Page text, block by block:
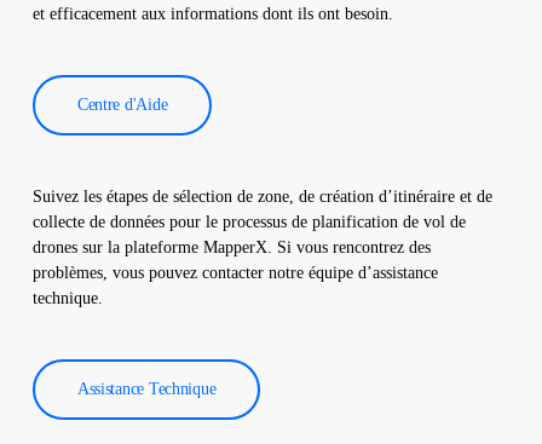
et efficacement aux informations dont ils ont besoin.
Centre d'Aide
Suivez les étapes de sélection de zone, de création d’itinéraire et de
collecte de données pour le processus de planification de vol de
drones sur la plateforme MapperX. Si vous rencontrez des
problèmes, vous pouvez contacter notre équipe d’assistance
technique.
Assistance Technique